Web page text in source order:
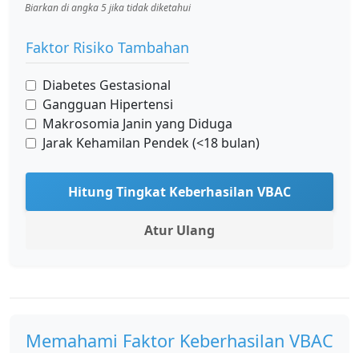
Biarkan di angka 5 jika tidak diketahui
Faktor Risiko Tambahan
Diabetes Gestasional
Gangguan Hipertensi
Makrosomia Janin yang Diduga
Jarak Kehamilan Pendek (<18 bulan)
Hitung Tingkat Keberhasilan VBAC
Atur Ulang
Memahami Faktor Keberhasilan VBAC